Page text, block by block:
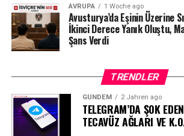
AVRUPA 1 Woche ago
Avusturya’da Eşinin Üzerine
İkinci Derece Yanık Oluştu,
Şans Verdi
TRENDLER
GÜNDEM 2 Jahren ago
TELEGRAM’DA ŞOK
TECAVÜZ AĞLARI VE